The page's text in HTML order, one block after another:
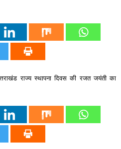
राज्य स्थापना दिवस की रजत जयंती का